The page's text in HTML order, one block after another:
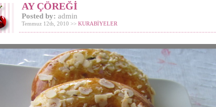
AY ÇÖREĞİ
Posted by: admin
Temmuz 12th, 2010 >> KURABİYELER